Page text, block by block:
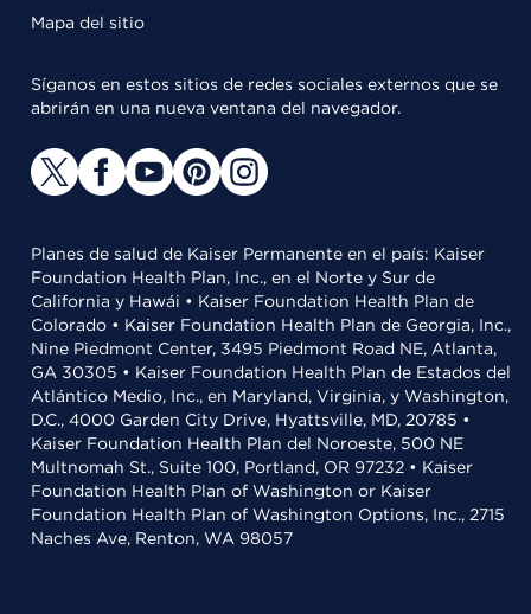
Mapa del sitio
Síganos en estos sitios de redes sociales externos que se
abrirán en una nueva ventana del navegador.
Planes de salud de Kaiser Permanente en el país: Kaiser
Foundation Health Plan, Inc., en el Norte y Sur de
California y Hawái • Kaiser Foundation Health Plan de
Colorado • Kaiser Foundation Health Plan de Georgia, Inc.,
Nine Piedmont Center, 3495 Piedmont Road NE, Atlanta,
GA 30305 • Kaiser Foundation Health Plan de Estados del
Atlántico Medio, Inc., en Maryland, Virginia, y Washington,
D.C., 4000 Garden City Drive, Hyattsville, MD, 20785 •
Kaiser Foundation Health Plan del Noroeste, 500 NE
Multnomah St., Suite 100, Portland, OR 97232 • Kaiser
Foundation Health Plan of Washington or Kaiser
Foundation Health Plan of Washington Options, Inc., 2715
Naches Ave, Renton, WA 98057